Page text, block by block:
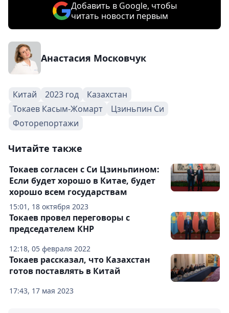
Добавить в Google, чтобы
читать новости первым
Анастасия Московчук
Китай 2023 год
Казахстан
Токаев Касым-Жомарт
Цзиньпин Си
Фоторепортажи
Читайте также
15:01, 18 октября 2023
Токаев согласен с Си Цзиньпином:
Если будет хорошо в Китае, будет
хорошо всем государствам
12:18, 05 февраля 2022
Токаев провел переговоры с
председателем КНР
17:43, 17 мая 2023
Токаев рассказал, что Казахстан
готов поставлять в Китай